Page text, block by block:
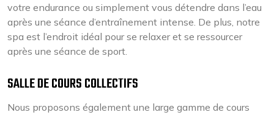
votre endurance ou simplement vous détendre dans l’eau
après une séance d’entraînement intense. De plus, notre
spa est l’endroit idéal pour se relaxer et se ressourcer
après une séance de sport.
SALLE DE COURS COLLECTIFS
Nous proposons également une large gamme de cours